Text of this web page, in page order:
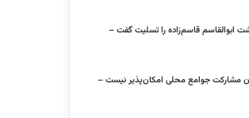
ابوالقاسم قاسم‌زاده را تسلیت گفت –
مشارکت جوامع محلی امکان‌پذیر نیست –